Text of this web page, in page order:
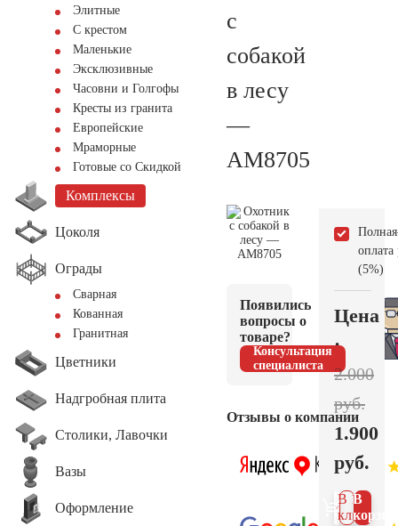
Элитные
С крестом
Маленькие
Эксклюзивные
Часовни и Голгофы
Кресты из гранита
Европейские
Мраморные
Готовые со Скидкой
Комплексы
Цоколя
Ограды
Сварная
Кованная
Гранитная
Цветники
Надгробная плита
Столики, Лавочки
Вазы
Оформление
с
собакой
в лесу
—
AM8705
Появились
вопросы о
товаре?
Консультация
специалиста
Отзывы о компании
Полная
оплата
(5%)
Цена
:
2.000
руб.
1.900
руб.
В
В 1
клик